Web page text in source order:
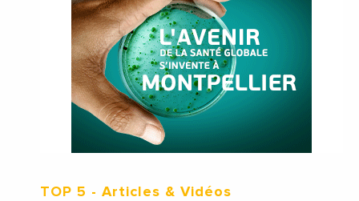
TOP 5 - Articles & Vidéos